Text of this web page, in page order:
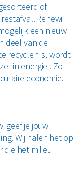
of
Renewi
een nieuw
deel van de
recyclen is, wordt
in energie . Zo
economie.
geef je jouw
Wij halen het op
die het milieu